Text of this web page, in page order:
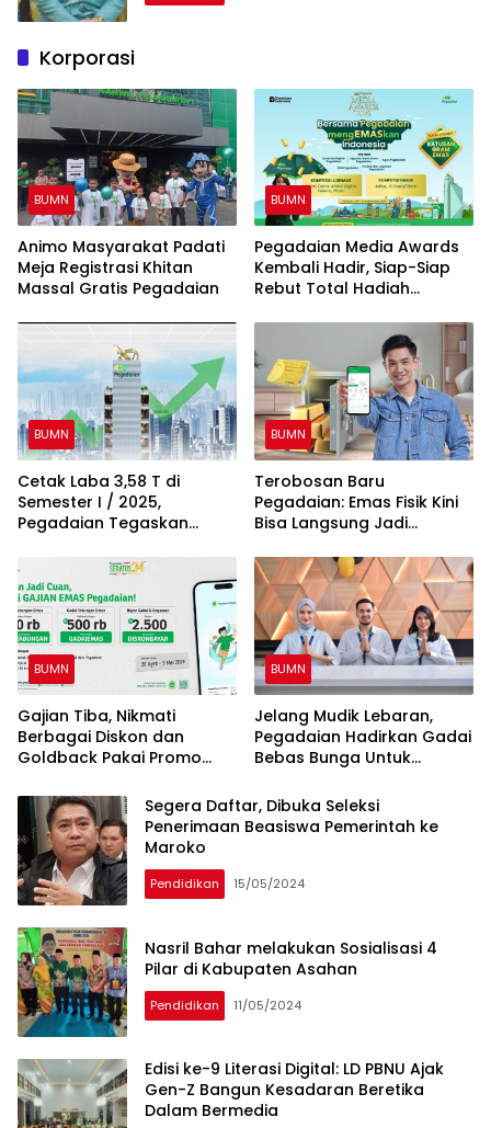
Korporasi
BUMN
‎Animo Masyarakat Padati
Meja Registrasi Khitan
Massal Gratis Pegadaian
BUMN
Pegadaian Media Awards
Kembali Hadir, Siap-Siap
Rebut Total Hadiah
BUMN
Cetak Laba 3,58 T di
Semester I / 2025,
Pegadaian Tegaskan
MengEMASkan Indonesia
BUMN
Terobosan Baru
Pegadaian: Emas Fisik Kini
Bisa Langsung Jadi
BUMN
Gajian Tiba, Nikmati
Berbagai Diskon dan
Goldback Pakai Promo
BUMN
Jelang Mudik Lebaran,
Pegadaian Hadirkan Gadai
Bebas Bunga Untuk
Segera Daftar, Dibuka Seleksi
Penerimaan Beasiswa Pemerintah ke
Maroko
Pendidikan 15/05/2024
Nasril Bahar melakukan Sosialisasi 4
Pilar di Kabupaten Asahan
Pendidikan 11/05/2024
Edisi ke-9 Literasi Digital: LD PBNU Ajak
Gen-Z Bangun Kesadaran Beretika
Dalam Bermedia